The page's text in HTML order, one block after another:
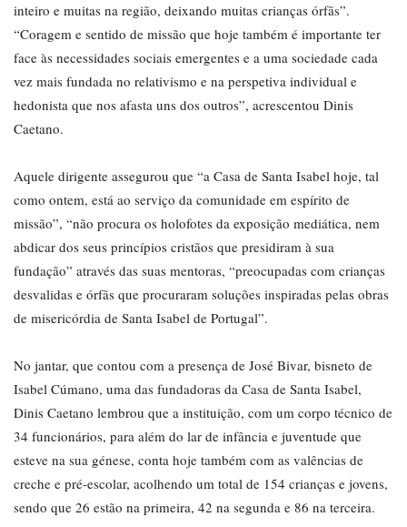
inteiro e muitas na região, deixando muitas crianças órfãs”.
“Coragem e sentido de missão que hoje também é importante ter
face às necessidades sociais emergentes e a uma sociedade cada
vez mais fundada no relativismo e na perspetiva individual e
hedonista que nos afasta uns dos outros”, acrescentou Dinis
Caetano.
Aquele dirigente assegurou que “a Casa de Santa Isabel hoje, tal
como ontem, está ao serviço da comunidade em espírito de
missão”, “não procura os holofotes da exposição mediática, nem
abdicar dos seus princípios cristãos que presidiram à sua
fundação” através das suas mentoras, “preocupadas com crianças
desvalidas e órfãs que procuraram soluções inspiradas pelas obras
de misericórdia de Santa Isabel de Portugal”.
No jantar, que contou com a presença de José Bivar, bisneto de
Isabel Cúmano, uma das fundadoras da Casa de Santa Isabel,
Dinis Caetano lembrou que a instituição, com um corpo técnico de
34 funcionários, para além do lar de infância e juventude que
esteve na sua génese, conta hoje também com as valências de
creche e pré-escolar, acolhendo um total de 154 crianças e jovens,
sendo que 26 estão na primeira, 42 na segunda e 86 na terceira.